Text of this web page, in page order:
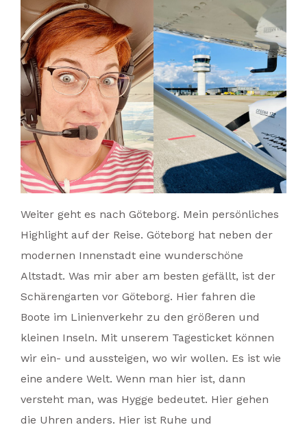
Weiter geht es nach Göteborg. Mein persönliches
Highlight auf der Reise. Göteborg hat neben der
modernen Innenstadt eine wunderschöne
Altstadt. Was mir aber am besten gefällt, ist der
Schärengarten vor Göteborg. Hier fahren die
Boote im Linienverkehr zu den größeren und
kleinen Inseln. Mit unserem Tagesticket können
wir ein- und aussteigen, wo wir wollen. Es ist wie
eine andere Welt. Wenn man hier ist, dann
versteht man, was Hygge bedeutet. Hier gehen
die Uhren anders. Hier ist Ruhe und